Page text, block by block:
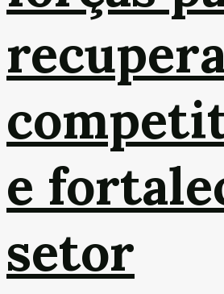
e
setor